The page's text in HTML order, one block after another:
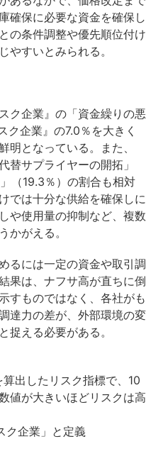
確保に必要な資金を確保し
の条件調整や優先順位付け
やすいとみられる。
ク企業』の「資金繰りの悪
ク企業』の7.0％を大きく
明となっている。また、
替サプライヤーの開拓」
（19.3％）の割合も相対
では十分な供給を確保しに
や使用量の抑制など、複数
かがえる。
るには一定の資金や取引調
果は、ナフサ高が直ちに倒
すものではなく、各社がも
達力の差が、外部環境の変
捉える必要がある。
算出したリスク指標で、10
値が大きいほどリスクは高
ク企業」と定義